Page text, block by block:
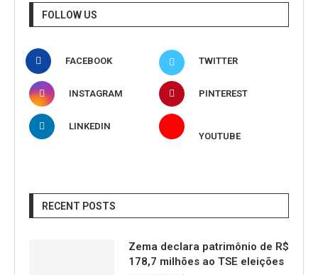
FOLLOW US
FACEBOOK TWITTER
INSTAGRAM PINTEREST
LINKEDIN
YOUTUBE
RECENT POSTS
Zema declara patrimônio de R$
178,7 milhões ao TSE eleições